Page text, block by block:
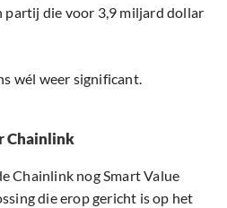
partij die voor 3,9 miljard dollar
wél weer significant.
Chainlink
Chainlink nog Smart Value
die erop gericht is op het